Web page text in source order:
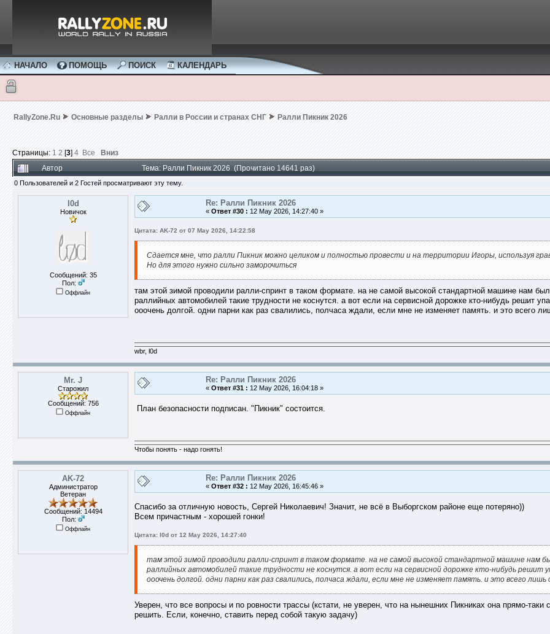
НАЧАЛО ПОМОЩЬ ПОИСК КАЛЕНДАРЬ
RallyZone.Ru Основные разделы Ралли в России и странах СНГ Ралли Пикник 2026
Страницы: 1 2 [3] 4 Все Вниз
Автор Тема: Ралли Пикник 2026 (Прочитано 14641 раз)
0 Пользователей и 2 Гостей просматривают эту тему.
l0d
Новичок
Сообщений: 35
Пол:
Оффлайн
Re: Ралли Пикник 2026
« Ответ #30 : 12 May 2026, 14:27:40 »
Цитата: AK-72 от 07 May 2026, 14:22:58
Сдается мне, что ралли Пикник можно целиком и полностью провести и на территории Игоры, используя
Но для этого нужно сильно заморочиться
там этой зимой проводили ралли-спринт в таком формате. на не самой высокой стандартной машине нам
раллийных автомобилей такие трудности не коснутся. а вот если на сервисной дорожке кто-нибудь решит
ооочень долгой. одни парни как раз свалились, полчаса ждали, если мне не изменяет память. и это всего
wbr, l0d
Mr. J
Старожил
Сообщений: 756
Оффлайн
Re: Ралли Пикник 2026
« Ответ #31 : 12 May 2026, 16:04:18 »
План безопасности подписан. "Пикник" состоится.
Чтобы понять - надо гонять!
AK-72
Администратор
Ветеран
Сообщений: 14494
Пол:
Оффлайн
Re: Ралли Пикник 2026
« Ответ #32 : 12 May 2026, 16:45:46 »
Спасибо за отличную новость, Сергей Николаевич! Значит, не всё в Выборгском районе еще потеряно))
Всем причастным - хорошей гонки!
Цитата: l0d от 12 May 2026, 14:27:40
там этой зимой проводили ралли-спринт в таком формате. на не самой высокой стандартной машине нам
раллийных автомобилей такие трудности не коснутся. а вот если на сервисной дорожке кто-нибудь решит
ооочень долгой. одни парни как раз свалились, полчаса ждали, если мне не изменяет память. и это всего
Уверен, что все вопросы и по ровности трассы (кстати, не уверен, что на нынешних Пикниках она прямо-
решить. Если, конечно, ставить перед собой такую задачу)